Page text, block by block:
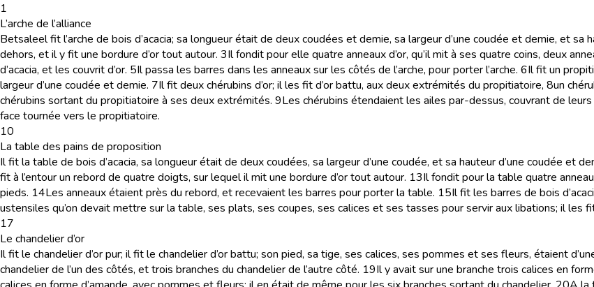
1
L’arche de l’alliance
Betsaleel fit l’arche de bois d’acacia; sa longueur était de deux coudées et demie, sa largeur d’une coudée et demie, et sa
dehors, et il y fit une bordure d’or tout autour. 3Il fondit pour elle quatre anneaux d’or, qu’il mit à ses quatre coins, deux
d’acacia, et les couvrit d’or. 5Il passa les barres dans les anneaux sur les côtés de l’arche, pour porter l’arche. 6Il fit un
largeur d’une coudée et demie. 7Il fit deux chérubins d’or; il les fit d’or battu, aux deux extrémités du propitiatoire, 8un
chérubins sortant du propitiatoire à ses deux extrémités. 9Les chérubins étendaient les ailes par-dessus, couvrant de
face tournée vers le propitiatoire.
10
La table des pains de proposition
Il fit la table de bois d’acacia, sa longueur était de deux coudées, sa largeur d’une coudée, et sa hauteur d’une coudée et
fit à l’entour un rebord de quatre doigts, sur lequel il mit une bordure d’or tout autour. 13Il fondit pour la table quatre
pieds. 14Les anneaux étaient près du rebord, et recevaient les barres pour porter la table. 15Il fit les barres de bois
ustensiles qu’on devait mettre sur la table, ses plats, ses coupes, ses calices et ses tasses pour servir aux libations; il les fit
17
Le chandelier d’or
Il fit le chandelier d’or pur; il fit le chandelier d’or battu; son pied, sa tige, ses calices, ses pommes et ses fleurs, étaient
chandelier de l’un des côtés, et trois branches du chandelier de l’autre côté. 19Il y avait sur une branche trois calices en